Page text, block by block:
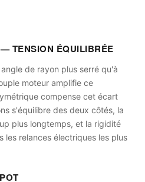
TENSION ÉQUILIBRÉE
de rayon plus serré qu'à
moteur amplifie ce
compense cet écart
s'équilibre des deux côtés, la
plus longtemps, et la rigidité
les relances électriques les plus